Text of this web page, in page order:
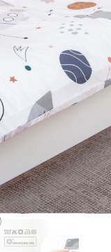
Personalisieren
In den Warenkorb
23-25Bonuspunkte